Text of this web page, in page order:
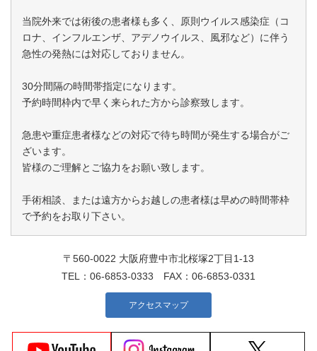
〒560-0022 大阪府豊中市北桜塚2丁目1-13
TEL： 06-6853-0333 FAX：06-6853-0331
アクセスマップ
当院外来では術後の患者様も多く、原則ウイルス感染症（コ
ロナ、インフルエンザ、アデノウイルス、風邪など）に伴う
急性の発熱には対応しておりません。
30分間隔の時間帯指定になります。
予約時間枠内で早く来られた方から診察致します。
急患や重症患者様などの対応で待ち時間が発生する場合がご
ざいます。
皆様のご理解とご協力をお願い致します。
手術相談、または遠方からお越しの患者様は早めの時間帯枠
で予約をお取り下さい。